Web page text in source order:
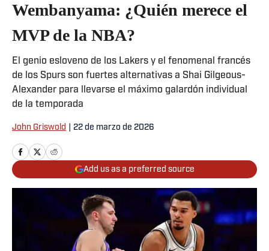
Wembanyama: ¿Quién merece el
MVP de la NBA?
El genio esloveno de los Lakers y el fenomenal francés
de los Spurs son fuertes alternativas a Shai Gilgeous-
Alexander para llevarse el máximo galardón individual
de la temporada
John Griswold 22 de marzo de 2026
Add us as a preferred source